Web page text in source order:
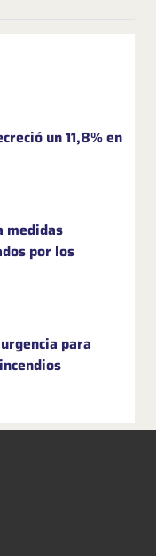
un 11,8% en
medidas
por los
para